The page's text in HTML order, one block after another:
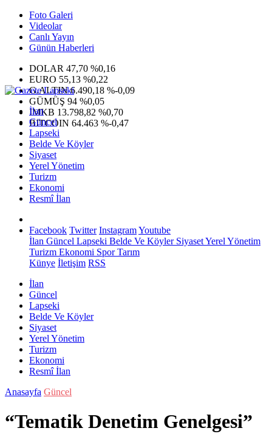
Foto Galeri
Videolar
Canlı Yayın
Günün Haberleri
DOLAR 47,70 %0,16
EURO 55,13 %0,22
G.ALTIN6.490,18 %-0,09
GÜMÜŞ 94 %0,05
IMKB 13.798,82 %0,70
BITCOIN 64.463 %-0,47
İlan
Güncel
Lapseki
Belde Ve Köyler
Siyaset
Yerel Yönetim
Turizm
Ekonomi
Resmî İlan
Facebook Twitter InstagramYoutube
İlan Güncel Lapseki Belde Ve KöylerSiyasetYerel Yönetim
Turizm Ekonomi SporTarım
Künye İletişim RSS
İlan
Güncel
Lapseki
Belde Ve Köyler
Siyaset
Yerel Yönetim
Turizm
Ekonomi
Resmî İlan
Anasayfa Güncel
“Tematik Denetim Genelgesi”